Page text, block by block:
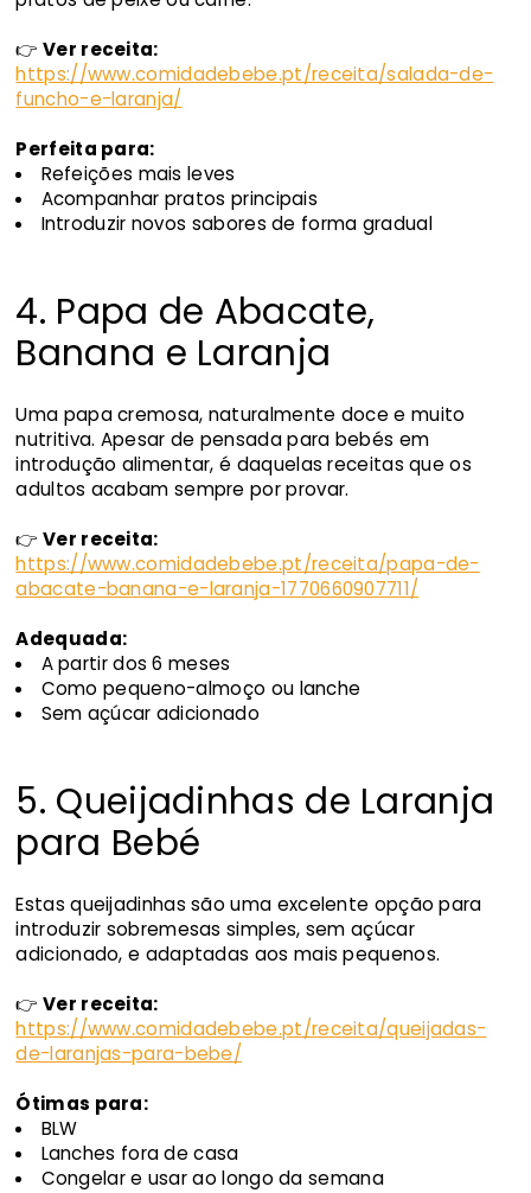
👉Ver receita:
https://www.comidadebebe.pt/receita/salada-de-
funcho-e-laranja/
Perfeita para:
Refeições mais leves
Acompanhar pratos principais
Introduzir novos sabores de forma gradual
4. Papa de Abacate,
Banana e Laranja
Uma papa cremosa, naturalmente doce e muito
nutritiva. Apesar de pensada para bebés em
introdução alimentar, é daquelas receitas que os
adultos acabam sempre por provar.
👉Ver receita:
https://www.comidadebebe.pt/receita/papa-de-
abacate-banana-e-laranja-1770660907711/
Adequada:
A partir dos 6 meses
Como pequeno-almoço ou lanche
Sem açúcar adicionado
5. Queijadinhas de Laranja
para Bebé
Estas queijadinhas são uma excelente opção para
introduzir sobremesas simples, sem açúcar
adicionado, e adaptadas aos mais pequenos.
👉Ver receita:
https://www.comidadebebe.pt/receita/queijadas-
de-laranjas-para-bebe/
Ótimas para:
BLW
Lanches fora de casa
Congelar e usar ao longo da semana